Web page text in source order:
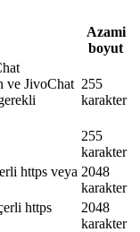
Azami
boyut
ve JivoChat 255
karakter
255
karakter
https veya 2048
karakter
https
2048
karakter